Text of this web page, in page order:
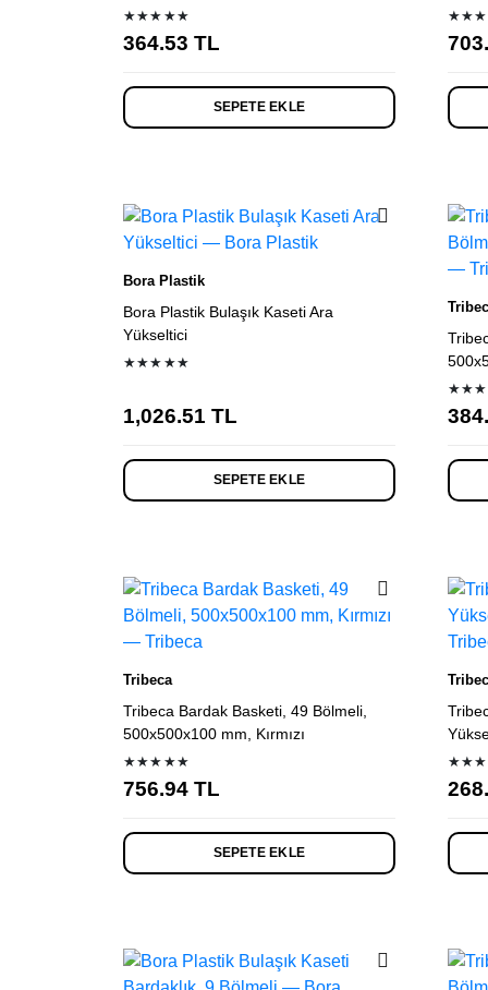
★★★★★
364.53 TL
SEPETE EKLE
Bora Plastik
Bora Plastik Bulaşık Kaseti Ara
Yükseltici
★★★★★
1,026.51 TL
SEPETE EKLE
Tribeca
Tribeca Bardak Basketi, 49 Bölmeli,
500x500x100 mm, Kırmızı
★★★★★
756.94TL
SEPETE EKLE